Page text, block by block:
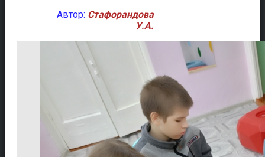
Автор: Стафорандова
У.А.